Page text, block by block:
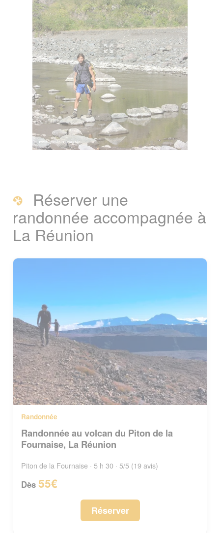
En lien avec la rando
Vous êtes ici :Accueil/Guide Tourisme/
Activités et loisirs/Randonnée
Signaler une erreur ou Proposer une
amélioration
Réserver une
randonnée accompagnée à
La Réunion
Randonnée
Randonnée au volcan du Piton de la
Fournaise, La Réunion
Piton de la Fournaise · 5 h 30 · 5/5 (19 avis)
Dès 55€
Réserver